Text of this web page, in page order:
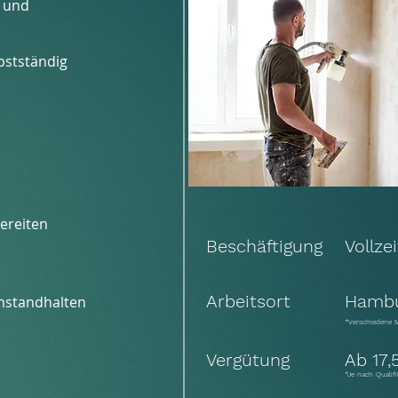
Beschäftigung
Arbeitsort
Vergütung Ab
*Je nach
*Verschiedene